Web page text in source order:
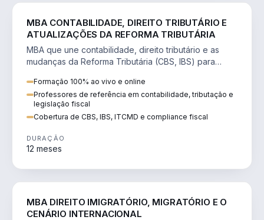
MBA CONTABILIDADE, DIREITO TRIBUTÁRIO E
ATUALIZAÇÕES DA REFORMA TRIBUTÁRIA
MBA que une contabilidade, direito tributário e as
mudanças da Reforma Tributária (CBS, IBS) para
Formação 100% ao vivo e online
Professores de referência em contabilidade, tributação e
legislação fiscal
Cobertura de CBS, IBS, ITCMD e compliance fiscal
DURAÇÃO
12 meses
MBA DIREITO IMIGRATÓRIO, MIGRATÓRIO E O
CENÁRIO INTERNACIONAL